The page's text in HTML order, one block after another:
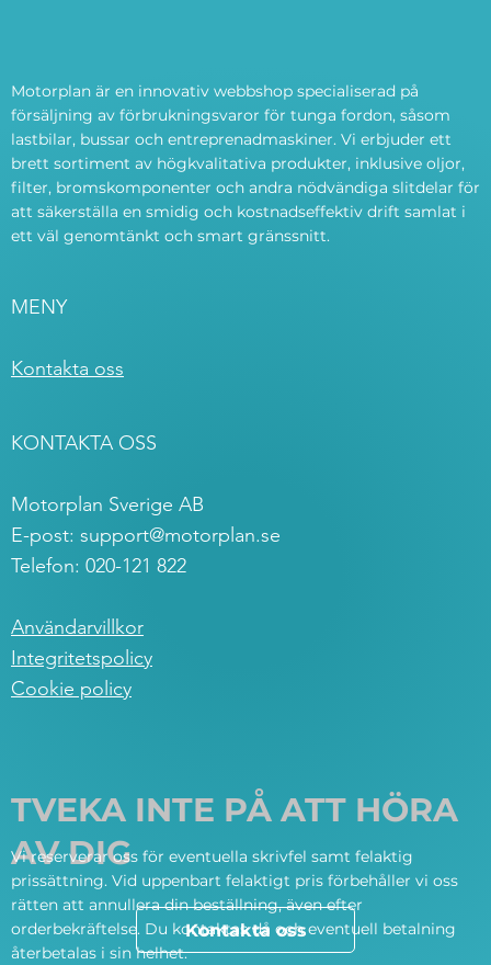
Motorplan är en innovativ webbshop specialiserad på
försäljning av förbrukningsvaror för tunga fordon, såsom
lastbilar, bussar och entreprenadmaskiner. Vi erbjuder ett
brett sortiment av högkvalitativa produkter, inklusive oljor,
filter, bromskomponenter och andra nödvändiga slitdelar för
att säkerställa en smidig och kostnadseffektiv drift samlat i
ett väl genomtänkt och smart gränssnitt.
MENY
Kontakta oss
KONTAKTA OSS
Motorplan Sverige AB
E-post: support@motorplan.se
Telefon: 020-121 822
Användarvillkor
Integritetspolicy
Cookie policy
TVEKA INTE PÅ ATT HÖRA
AV DIG
Kontakta oss
Vi reserverar oss för eventuella skrivfel samt felaktig
prissättning. Vid uppenbart felaktigt pris förbehåller vi oss
rätten att annullera din beställning, även efter
orderbekräftelse. Du kontaktas då och eventuell betalning
återbetalas i sin helhet.